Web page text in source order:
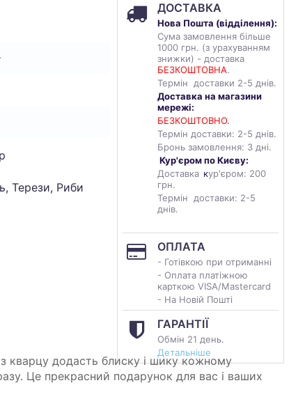
Терези, Риби
ДОСТАВКА
Нова Пошта (відділення):
Сума замовлення більше
1000 грн. (з урахуванням
знижки) - доставка
БЕЗКОШТОВНА.
Термін доставки 2-5 днів.
Доставка на магазини
мережі:
БЕЗКОШТОВНО.
Термін доставки: 2-5 днів.
Бронь замовлення: 3 дні.
Кур'єром по Києву:
Доставка кур'єром: 200
грн.
Термін доставки: 2-5
днів.
ОПЛАТА
- Готівкою при отриманні
- Оплата платіжною
карткою VISA/Mastercard
- На Новій Пошті
ГАРАНТІЇ
Обмін 21 день.
Детальніше
кварцу додасть блиску і шику кожному
Це прекрасний подарунок для вас і ваших